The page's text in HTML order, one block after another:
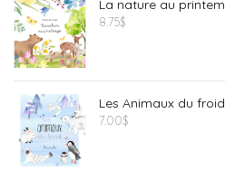
La nature au
8.75$
Les Animaux du
7.00$